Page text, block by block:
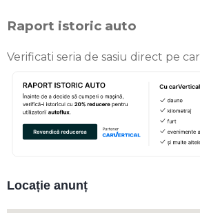
Raport istoric auto
Verificati seria de sasiu direct pe
Locație anunț